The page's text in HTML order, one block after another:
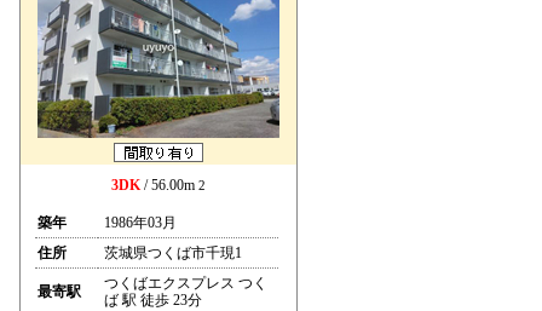
3DK/ 56.00m 2
築年
1986年03月
住所
茨城県つくば市千現1
最寄駅
つくばエクスプレス つく
ば 駅 徒歩 23分